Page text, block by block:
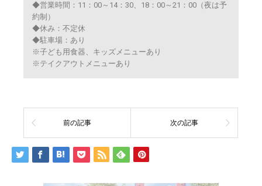
◆営業時間：11：00～14：30、18：00～21：00（夜は予
約制）
◆休み：不定休
◆駐車場：あり
※子ども用食器、キッズメニューあり
※テイクアウトメニューあり
前の記事 次の記事